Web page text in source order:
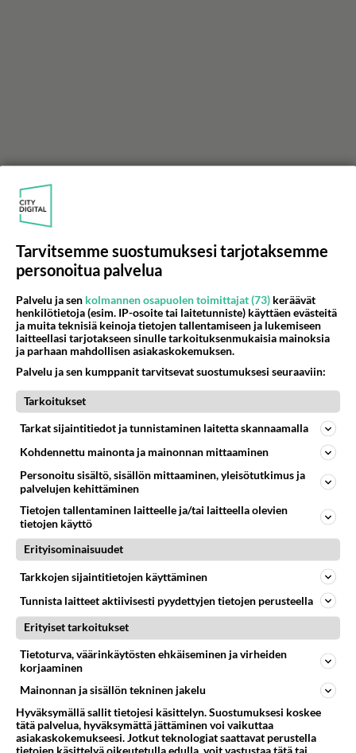
LUETUIMMAT
Muistatko? Kädestä suuhun
elävä Satu sai jättimäisen
miljonääriltä
Tiesitkö? Martina Aitolehden
isäpuoli on tämä suosittu
laulaja
Luetuimmat: Aarne Pelkonen
ja Noora Louhimo vihdoinkin
yhdessä - Tätä moni jo odotti
Tarvitsemme suostumuksesi tarjotaksemme
personoitua palvelua
Palvelu ja sen kolmannen osapuolen toimittajat (73) keräävät
henkilötietoja (esim. IP-osoite tai laitetunniste) käyttäen evästeitä
ja muita teknisiä keinoja tietojen tallentamiseen ja lukemiseen
laitteellasi tarjotakseen sinulle tarkoituksenmukaisia mainoksia
ja parhaan mahdollisen asiakaskokemuksen.
Palvelu ja sen kumppanit tarvitsevat suostumuksesi seuraaviin:
Tarkoitukset
Tarkat sijaintitiedot ja tunnistaminen laitetta skannaamalla
Kohdennettu mainonta ja mainonnan mittaaminen
Personoitu sisältö, sisällön mittaaminen, yleisötutkimus ja
palvelujen kehittäminen
Tietojen tallentaminen laitteelle ja/tai laitteella olevien
tietojen käyttö
Erityisominaisuudet
Tarkkojen sijaintitietojen käyttäminen
Tunnista laitteet aktiivisesti pyydettyjen tietojen perusteella
Erityiset tarkoitukset
Tietoturva, väärinkäytösten ehkäiseminen ja virheiden
korjaaminen
Mainonnan ja sisällön tekninen jakelu
Hyväksymällä sallit tietojesi käsittelyn. Suostumuksesi koskee
tätä palvelua, hyväksymättä jättäminen voi vaikuttaa
asiakaskokemukseesi. Jotkut teknologiat saattavat perustella
tietojen käsittelyä oikeutetulla edulla, voit vastustaa tätä tai